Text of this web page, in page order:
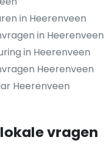
in Heerenveen
in Heerenveen
in Heerenveen
Heerenveen
Heerenveen
vragen